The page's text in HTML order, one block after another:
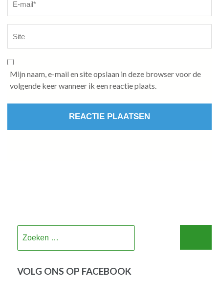
Mijn naam, e-mail en site opslaan in deze browser voor de
volgende keer wanneer ik een reactie plaats.
VOLG ONS OP FACEBOOK